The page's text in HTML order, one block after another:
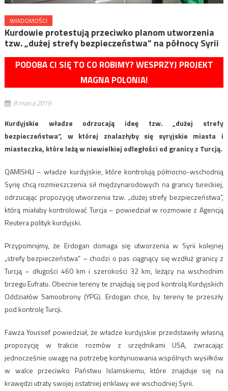
WIADOMOŚCI
Kurdowie protestują przeciwko planom utworzenia
tzw. „dużej strefy bezpieczeństwa” na północy Syrii
PODOBA CI SIĘ TO CO ROBIMY? WESPRZYJ PROJEKT
MAGNA POLONIA!
8 marca 2019
Kurdyjskie władze odrzucają ideę tzw. „dużej strefy
bezpieczeństwa”, w której znalazłyby się syryjskie miasta i
miasteczka, które leżą w niewielkiej odległości od granicy z Turcją.
QAMISHLI – władze kurdyjskie, które kontrolują północno-wschodnią
Syrię chcą rozmieszczenia sił międzynarodowych na granicy tureckiej,
odrzucając propozycję utworzenia tzw. „dużej strefy bezpieczeństwa”,
którą miałaby kontrolować Turcja – powiedział w rozmowie z Agencją
Reutera polityk kurdyjski.
Przypomnijmy, że Erdogan domaga się utworzenia w Syrii kolejnej
„strefy bezpieczeństwa” – chodzi o pas ciągnący się wzdłuż granicy z
Turcją – długości 460 km i szerokości 32 km, leżący na wschodnim
brzegu Eufratu. Obecnie tereny te znajdują się pod kontrolą Kurdyjskich
Oddziałów Samoobrony (YPG). Erdogan chce, by tereny te przeszły
pod kontrolę Turcji.
Fawza Youssef powiedział, że władze kurdyjskie przedstawiły własną
propozycję w trakcie rozmów z urzędnikami USA, zwracając
jednocześnie uwagę na potrzebę kontynuowania wspólnych wysiłków
w walce przeciwko Państwu Islamskiemu, które znajduje się na
krawędzi utraty swojej ostatniej enklawy we wschodniej Syrii.